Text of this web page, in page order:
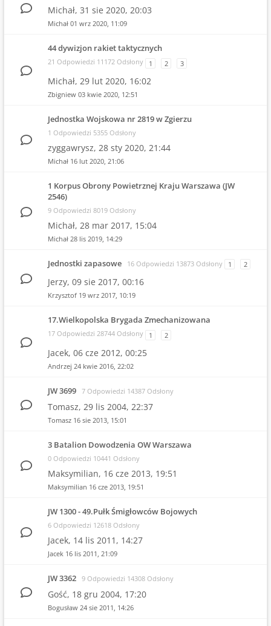
Michał, 31 sie 2020, 20:03
Michał 01 wrz 2020, 11:09
44 dywizjon rakiet taktycznych
21 Odpowiedzi 11172 Odsłony 1 2 3
Michał, 29 lut 2020, 16:02
Zbigniew 03 kwie 2020, 12:51
Jednostka Wojskowa nr 2819 w Zgierzu
1 Odpowiedzi 5355 Odsłony
zyggawrysz, 28 sty 2020, 21:44
Michał 16 lut 2020, 21:06
1 Korpus Obrony Powietrznej Kraju Warszawa (JW
2546)
9 Odpowiedzi 8019 Odsłony
Michał, 28 mar 2017, 15:04
Michał 28 lis 2019, 14:29
Jednostki zapasowe 16 Odpowiedzi 13873 Odsłony 1 2
Jerzy, 09 sie 2017, 00:16
Krzysztof 19 wrz 2017, 10:19
17.Wielkopolska Brygada Zmechanizowana
17 Odpowiedzi 28744 Odsłony 1 2
Jacek, 06 cze 2012, 00:25
Andrzej 24 kwie 2016, 22:02
JW 3699 7 Odpowiedzi 14387 Odsłony
Tomasz, 29 lis 2004, 22:37
Tomasz 16 sie 2013, 15:01
3 Batalion Dowodzenia OW Warszawa
0 Odpowiedzi 10441 Odsłony
Maksymilian, 16 cze 2013, 19:51
Maksymilian 16 cze 2013, 19:51
JW 1300 - 49.Pułk Śmigłowców Bojowych
6 Odpowiedzi 12618 Odsłony
Jacek, 14 lis 2011, 14:27
Jacek 16 lis 2011, 21:09
JW 3362 9 Odpowiedzi 14308 Odsłony
Gość, 18 gru 2004, 17:20
Bogusław 24 sie 2011, 14:26